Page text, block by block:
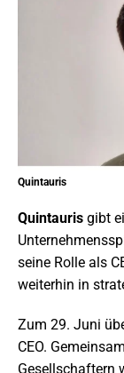
Quintauris
Quintauris gibt
seine Rolle als
weiterhin in
Zum 29. Juni
CEO.
Gesellschaftern